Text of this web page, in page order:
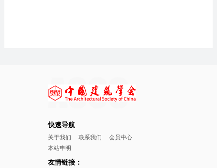
快速导航
关于我们 联系我们
会员中心
本站申明
友情链接：